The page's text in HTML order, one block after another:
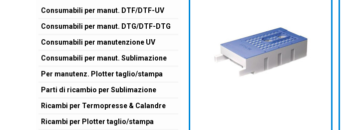
Consumabili per manut. DTF/DTF-UV
Consumabili per manut. DTG/DTF-DTG
Consumabili per manutenzione UV
Consumabili per manut. Sublimazione
Per manutenz. Plotter taglio/stampa
Parti di ricambio per Sublimazione
Ricambi per Termopresse & Calandre
Ricambi per Plotter taglio/stampa